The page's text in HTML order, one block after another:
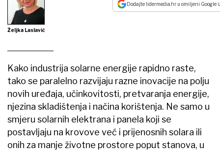
Željka Laslavić
Dodajte lidermedia.hr u omiljeni Google
Kako industrija solarne energije rapidno raste,
tako se paralelno razvijaju razne inovacije na polju
novih uređaja, učinkovitosti, pretvaranja energije,
njezina skladištenja i načina korištenja. Ne samo u
smjeru solarnih elektrana i panela koji se
postavljaju na krovove već i prijenosnih solara ili
onih za manje životne prostore poput stanova, u